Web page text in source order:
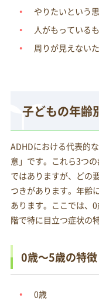
やりたいという
人がもっている
周りが見えない
子どもの年齢
ADHDにおける代表的
意」です。これら3つ
ではありますが、どの
つきがあります。年齢
あります。ここでは、
階で特に目立つ症状の
0歳～5歳の特徴
0歳